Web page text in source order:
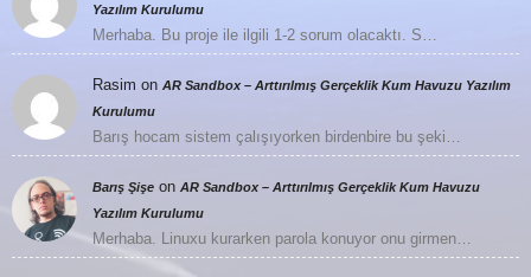
Yazılım Kurulumu
Merhaba. Bu proje ile ilgili 1-2 sorum olacaktı. S…
Rasim on AR Sandbox – Arttırılmış Gerçeklik Kum Havuzu Yazılım
Kurulumu
Barış hocam sistem çalışıyorken birdenbire bu şeki…
Barış Şişe on AR Sandbox – Arttırılmış Gerçeklik Kum Havuzu
Yazılım Kurulumu
Merhaba. Linuxu kurarken parola konuyor onu girmen…